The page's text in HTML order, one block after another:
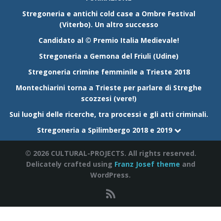
Stregoneria e antichi cold case a Ombre Festival
(Viterbo). Un altro successo
Candidato al © Premio Italia Medievale!
Stregoneria a Gemona del Friuli (Udine)
Stregoneria crimine femminile a Trieste 2018
Montechiarini torna a Trieste per parlare di Streghe
scozzesi (vere!)
Sui luoghi delle ricerche, tra processi e gli atti criminali.
Stregoneria a Spilimbergo 2018 e 2019
© 2026 CULTURAL-PROJECTS. All rights reserved.
Delicately crafted using Franz Josef theme and
WordPress.